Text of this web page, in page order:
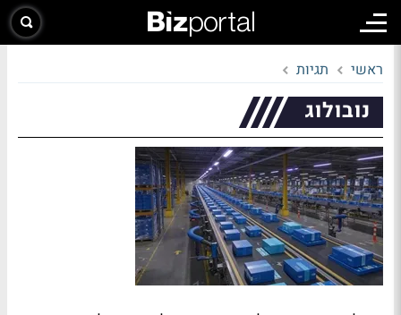
ראשי תגיות
נובולוג